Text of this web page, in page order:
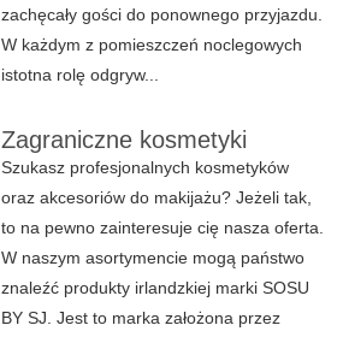
zachęcały gości do ponownego przyjazdu.
W każdym z pomieszczeń noclegowych
istotna rolę odgryw...
Zagraniczne kosmetyki
Szukasz profesjonalnych kosmetyków
oraz akcesoriów do makijażu? Jeżeli tak,
to na pewno zainteresuje cię nasza oferta.
W naszym asortymencie mogą państwo
znaleźć produkty irlandzkiej marki SOSU
BY SJ. Jest to marka założona przez